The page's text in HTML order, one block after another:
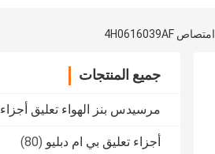
جميع المنتجات
مرسيدس بنز الهواء تعليق أجزاء
أجزاء تعليق بي ام دبليو (80)